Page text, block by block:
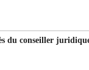
du conseiller